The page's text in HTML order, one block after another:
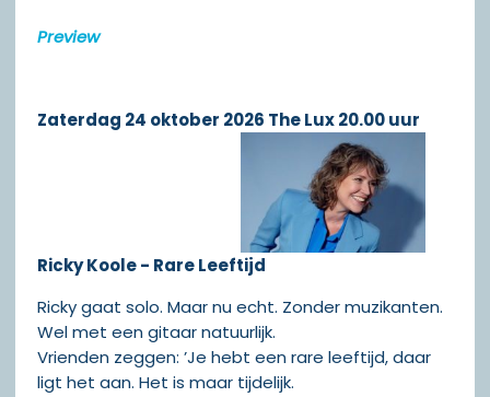
Preview
Zaterdag 24 oktober 2026 The Lux 20.00 uur
Ricky Koole - Rare Leeftijd
Ricky gaat solo. Maar nu echt. Zonder muzikanten.
Wel met een gitaar natuurlijk.
Vrienden zeggen: ’Je hebt een rare leeftijd, daar
ligt het aan. Het is maar tijdelijk.